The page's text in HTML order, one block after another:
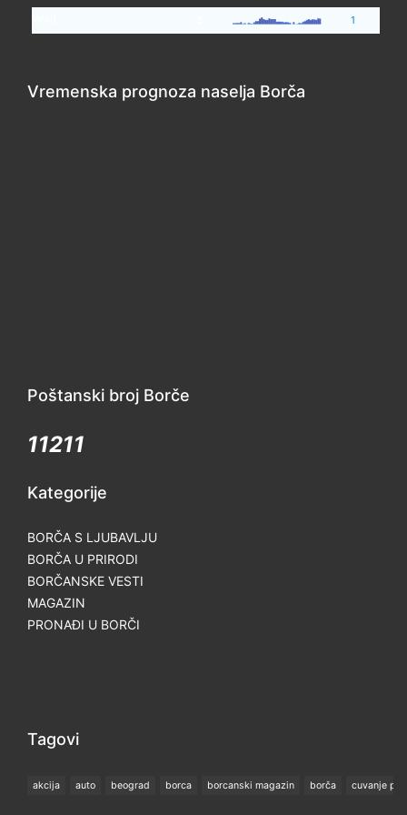
1
Vremenska prognoza naselja Borča
Poštanski broj Borče
11211
Kategorije
BORČA S LJUBAVLJU
BORČA U PRIRODI
BORČANSKE VESTI
MAGAZIN
PRONAĐI U BORČI
Tagovi
akcija auto beograd borca borcanski magazin borča cuvanje